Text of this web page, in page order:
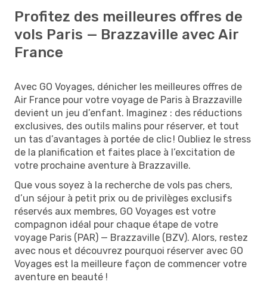
Profitez des meilleures offres de
vols Paris — Brazzaville avec Air
France
Avec GO Voyages, dénicher les meilleures offres de
Air France pour votre voyage de Paris à Brazzaville
devient un jeu d’enfant. Imaginez : des réductions
exclusives, des outils malins pour réserver, et tout
un tas d’avantages à portée de clic ! Oubliez le stress
de la planification et faites place à l’excitation de
votre prochaine aventure à Brazzaville.
Que vous soyez à la recherche de vols pas chers,
d’un séjour à petit prix ou de privilèges exclusifs
réservés aux membres, GO Voyages est votre
compagnon idéal pour chaque étape de votre
voyage Paris (PAR) — Brazzaville (BZV). Alors, restez
avec nous et découvrez pourquoi réserver avec GO
Voyages est la meilleure façon de commencer votre
aventure en beauté !